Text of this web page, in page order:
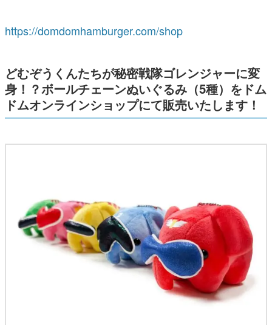
https://domdomhamburger.com/shop
どむぞうくんたちが秘密戦隊ゴレンジャーに変
身！？ボールチェーンぬいぐるみ（5種）をドム
ドムオンラインショップにて販売いたします！